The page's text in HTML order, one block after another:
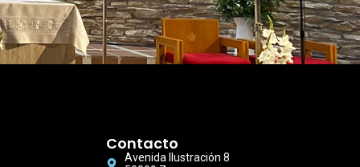
Contacto
Avenida Ilustración 8